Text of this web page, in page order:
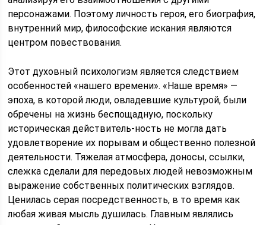
персонажами. Поэтому личность героя, его биография,
внутренний мир, философские искания являются
центром повествования.
Этот духовный психологизм является следствием
особенностей «нашего времени». «Наше время» —
эпоха, в которой люди, овладевшие культурой, были
обречены на жизнь беспощадную, поскольку
историческая действитель-ность не могла дать
удовлетворение их порывам и общественно полезной
деятельности. Тяжелая атмосфера, доносы, ссылки,
слежка сделали для передовых людей невозможным
выражение собственных политических взглядов.
Ценилась серая посредственность, в то время как
любая живая мысль душилась. Главным являлись